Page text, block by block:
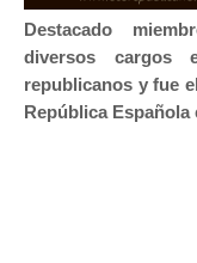
Destacado
diversos cargos
republicanos y fue
República Española